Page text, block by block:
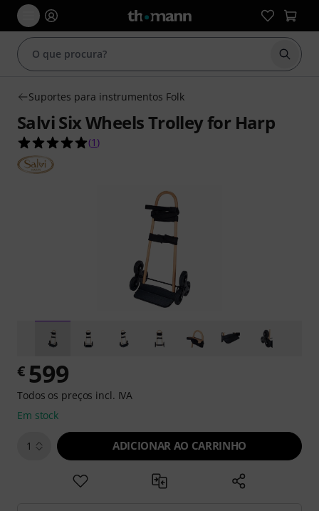
Iniciar
Suportes para instrumentos Folk
Salvi Six Wheels Trolley for Harp
5.0 de 5 estrelas de 1 avaliações de clientes
(1 )
€ 599
Todos os preços incl. IVA
Em stock
1 ADICIONAR AO CARRINHO